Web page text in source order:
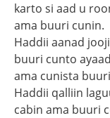
karto si aad u
ama buuri cunin.
Haddii aanad
buuri cunto
ama cunista
Haddii qalliin
cabin ama buuri